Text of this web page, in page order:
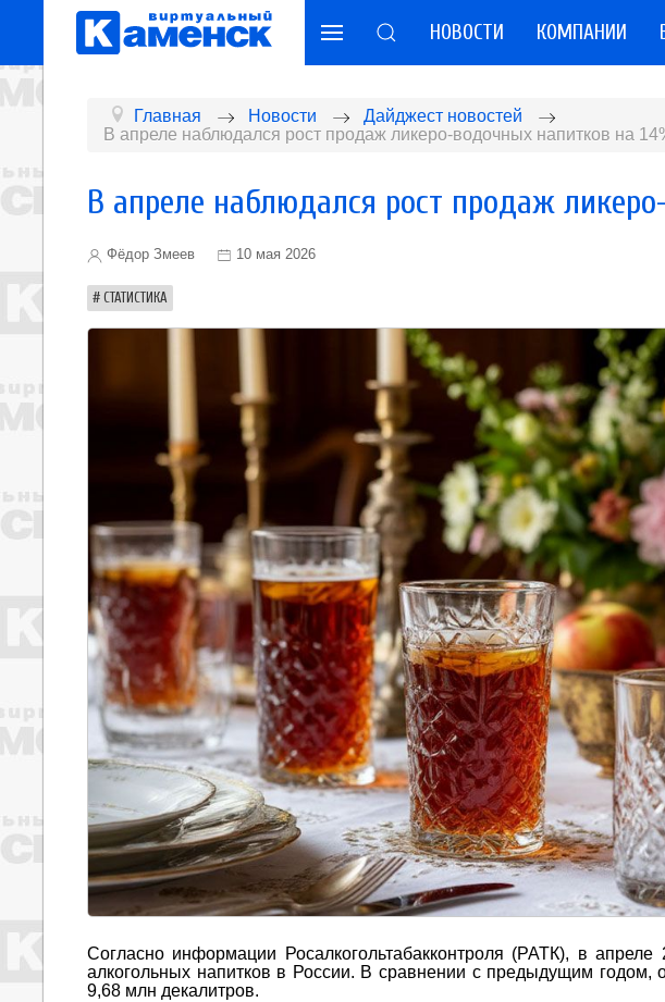
НОВОСТИ КОМПАНИИ
Главная Новости
Дайджест новостей
В апреле наблюдался рост продаж ликеро-водочных напитков на
В апреле наблюдался рост продаж
Фёдор Змеев 10 мая 2026
СТАТИСТИКА
Согласно информации Росалкогольтабакконтроля (РАТК), в
алкогольных напитков в России. В сравнении с предыдущим годом,
9,68 млн декалитров.